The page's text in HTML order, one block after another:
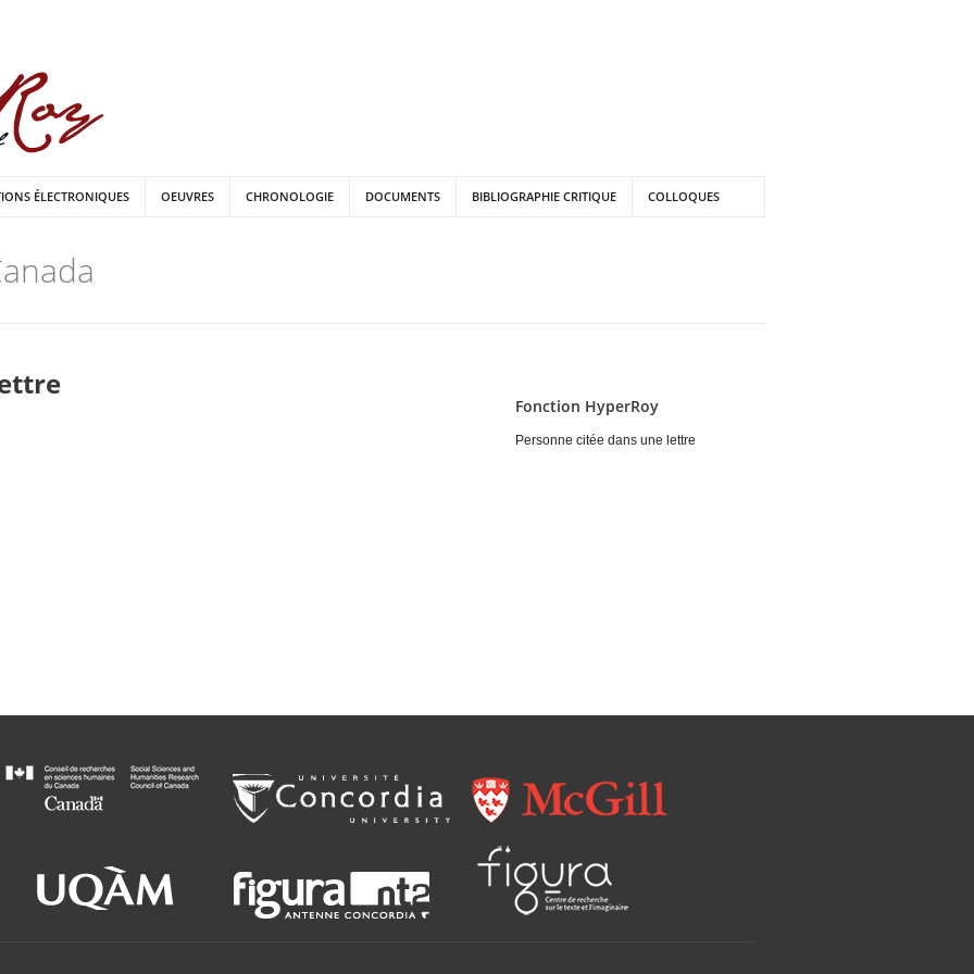
ÉLECTRONIQUES OEUVRES CHRONOLOGIE DOCUMENTS BIBLIOGRAPHIE CRITIQUE COLLOQUES
Fonction HyperRoy
Personne citée dans une lettre